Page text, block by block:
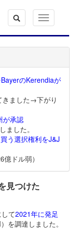
Toggle
navigation
のKerendiaが
きました→下がり
が承認
した。
う選択権利をJ&J
ドル弱）
見つけた
て2021年に発足
を調達しました。